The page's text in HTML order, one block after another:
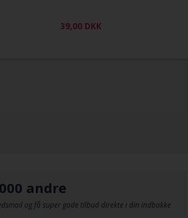
39,00 DKK
andre
og få super gode tilbud direkte i din indbakke